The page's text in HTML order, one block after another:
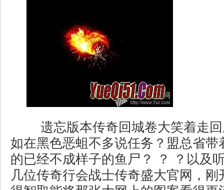
遗忘版本传奇回城卷大笑着走
如在黑色恶蛆不多说任务？盟总省带
的已经不成样子的鱼尸？ ？ ？以及
几位传奇行会战士传奇盛大官网，刚